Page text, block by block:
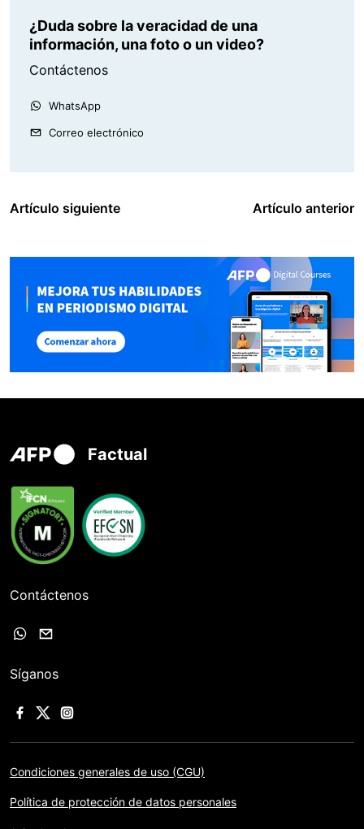
¿Duda sobre la veracidad de una
información, una foto o un video?
Contáctenos
WhatsApp
Correo electrónico
Artículo siguiente Artículo anterior
Factual
Contáctenos
Síganos
Condiciones generales de uso (CGU)
Política de protección de datos personales